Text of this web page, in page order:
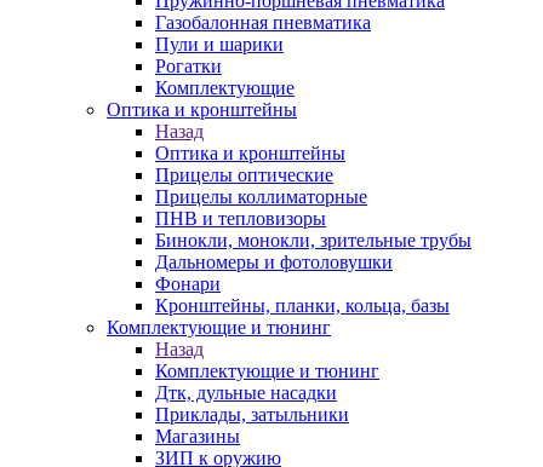
Газобалонная пневматика
Пули и шарики
Рогатки
Комплектующие
Оптика и кронштейны
Назад
Оптика и кронштейны
Прицелы оптические
Прицелы коллиматорные
ПНВ и тепловизоры
Бинокли, монокли, зрительные трубы
Дальномеры и фотоловушки
Фонари
Кронштейны, планки, кольца, базы
Комплектующие и тюнинг
Назад
Комплектующие и тюнинг
Дтк, дульные насадки
Приклады, затыльники
Магазины
ЗИП к оружию